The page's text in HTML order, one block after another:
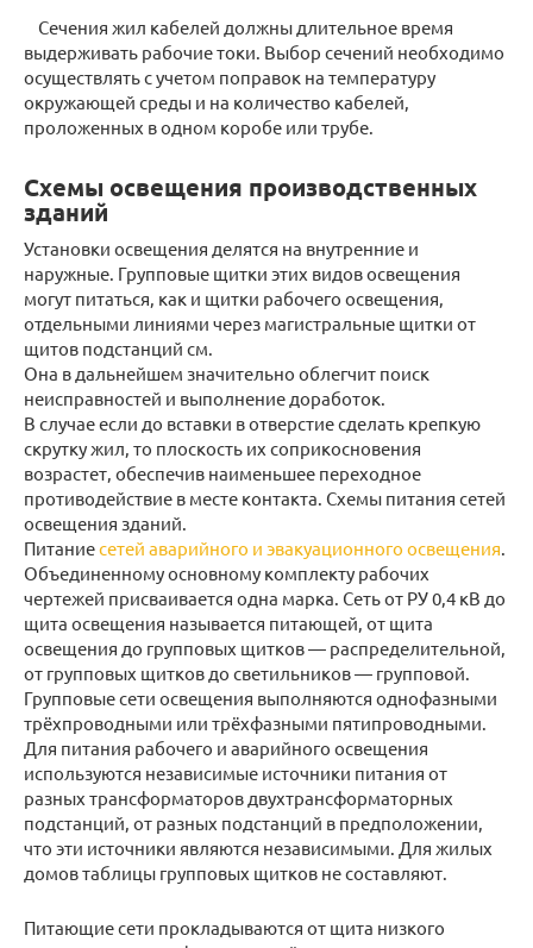
Сечения жил кабелей должны длительное время
выдерживать рабочие токи. Выбор сечений необходимо
осуществлять с учетом поправок на температуру
окружающей среды и на количество кабелей,
проложенных в одном коробе или трубе.
Схемы освещения производственных
зданий
Установки освещения делятся на внутренние и
наружные. Групповые щитки этих видов освещения
могут питаться, как и щитки рабочего освещения,
отдельными линиями через магистральные щитки от
щитов подстанций см.
Она в дальнейшем значительно облегчит поиск
неисправностей и выполнение доработок.
В случае если до вставки в отверстие сделать крепкую
скрутку жил, то плоскость их соприкосновения
возрастет, обеспечив наименьшее переходное
противодействие в месте контакта. Схемы питания сетей
освещения зданий.
Питаниесетей аварийного и эвакуационного освещения.
Объединенному основному комплекту рабочих
чертежей присваивается одна марка. Сеть от РУ 0,4 кВ до
щита освещения называется питающей, от щита
освещения до групповых щитков — распределительной,
от групповых щитков до светильников — групповой.
Групповые сети освещения выполняются однофазными
трёхпроводными или трёхфазными пятипроводными.
Для питания рабочего и аварийного освещения
используются независимые источники питания от
разных трансформаторов двухтрансформаторных
подстанций, от разных подстанций в предположении,
что эти источники являются независимыми. Для жилых
домов таблицы групповых щитков не составляют.
Питающие сети прокладываются от щита низкого